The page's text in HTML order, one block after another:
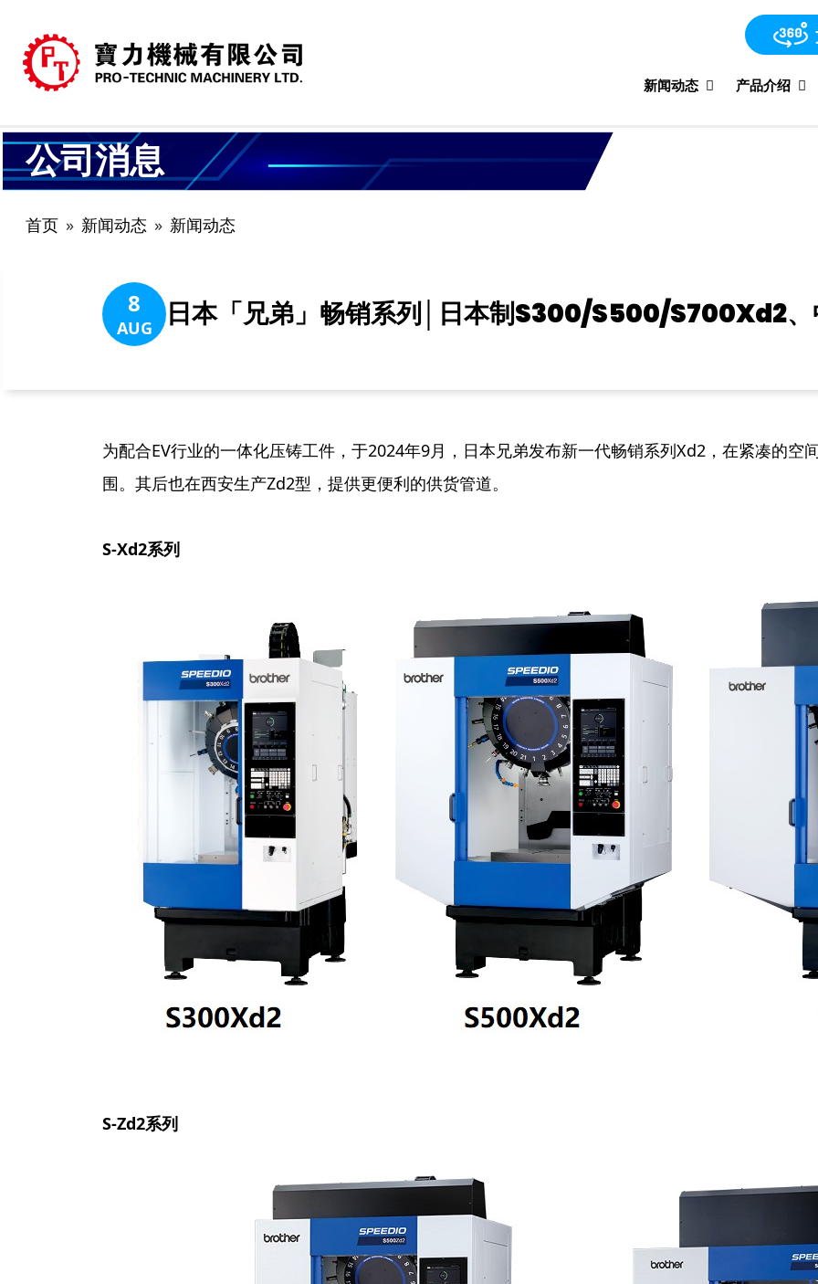
新闻动态 产品介绍
公司消息
首页 新闻动态 新闻动态
8
AUG 日本「兄弟」畅销系列│日本制S300/S500/S700Xd2
为配合EV行业的一体化压铸工件，于2024年9月，日本兄弟发布新一代畅销系列Xd2，在紧凑的空
围。其后也在西安生产Zd2型，提供更便利的供货管道。
S-Xd2系列
S-Zd2系列